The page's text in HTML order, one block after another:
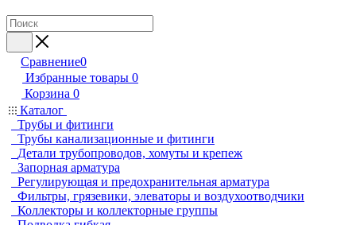
Сравнение0
Избранные товары 0
Корзина 0
Каталог
Трубы и фитинги
Трубы канализационные и фитинги
Детали трубопроводов, хомуты и крепеж
Запорная арматура
Регулирующая и предохранительная арматура
Фильтры, грязевики, элеваторы и воздухоотводчики
Коллекторы и коллекторные группы